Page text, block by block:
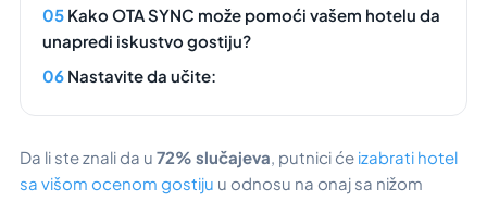
Kako OTA SYNC može pomoći vašem hotelu da
unapredi iskustvo gostiju?
Nastavite da učite:
Da li ste znali da u 72% slučajeva, putnici će izabrati hotel
sa višom ocenom gostiju u odnosu na onaj sa nižom